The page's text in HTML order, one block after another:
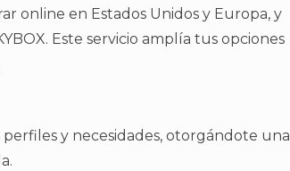
online en Estados Unidos y Europa, y
Este servicio amplía tus opciones
y necesidades, otorgándote una